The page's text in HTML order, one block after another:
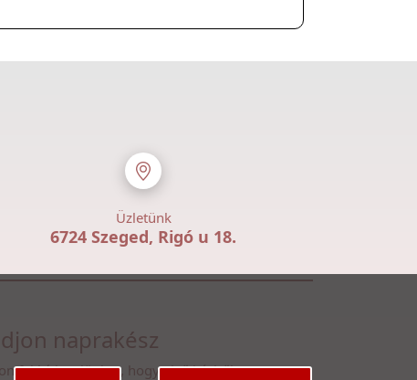
Üzletünk
6724 Szeged, Rigó u 18.
naprakész
fel hírlevelünkre, hogy első kézből